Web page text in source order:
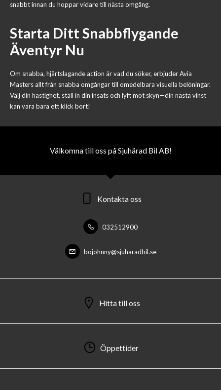
snabbt innan du hoppar vidare till nästa omgång.
Starta Ditt Snabbflygande
Äventyr Nu
Om snabba, hjärtslagande action är vad du söker, erbjuder Avia
Masters allt från snabba omgångar till omedelbara visuella belöningar.
Välj din hastighet, ställ in din insats och lyft mot skyn—din nästa vinst
kan vara bara ett klick bort!
Välkomna till oss på Sjuhärad Bil AB!
Kontakta oss
032512900
bojohnny@sjuharadbil.se
Hitta till oss
Öppettider